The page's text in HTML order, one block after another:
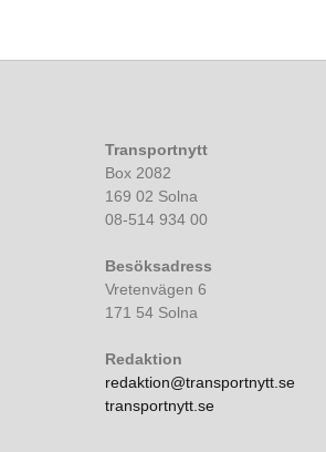
Transportnytt
Box 2082
169 02 Solna
08-514 934 00
Besöksadress
Vretenvägen 6
171 54 Solna
Redaktion
redaktion@transportnytt.se
transportnytt.se